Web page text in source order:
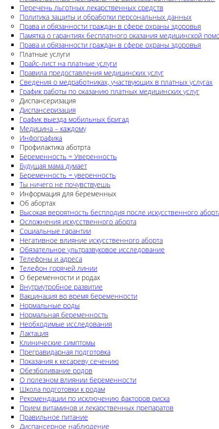
Перечень льготных лекарственных средств
Политика защиты и обработки персональных данных
Права и обязанности граждан в сфере охраны здоровья
Памятка о гарантиях бесплатного оказания медицинской
Права и обязанности граждан в сфере охраны здоровья
Платные услуги
Прайс-лист на платные услуги
Правила предоставления медицинских услуг
Сведения о медработниках, участвующих в платных услугах
График работы по оказанию платных медицинских услуг
Диспансеризация
Диспансеризация
График выезда мобильных бригад
Медицина – каждому
Инфографика
Профилактика аботрта
Беременность = Уверенность
Будущая мама думает
Беременность = уверенность
Ты ничего не почувствуешь
Информация для беременных
Об абортах
Высокая вероятность бесплодия после искусственного
Осложнения искусственного аборта
Социальные гарантии
Негативное влияние искусственного аборта
Обязательное ультразвуковое исследование
Телефоны и адреса
Телефон горячей линии
О беременности и родах
Внутриутробное развитие
Вакцинация во время беременности
Нормальные роды
Нормальная беременность
Необходимые исследования
Лактация
Клинические симптомы
Прегравидарная подготовка
Показания к кесареву сечению
Обезболивание родов
О полезном влиянии беременности
Школа подготовки к родам
Рекомендации по исключению факторов риска
Прием витаминов и лекарственных препаратов
Правильное питание
Диспансерное наблюдение